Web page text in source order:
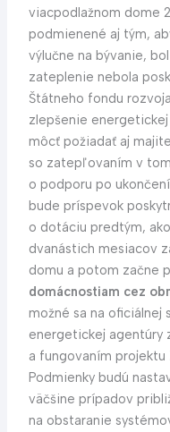
viacpodlažnom dome
podmienené aj tým,
výlučne na bývanie,
zateplenie nebola
Štátneho fondu
zlepšenie
môcť požiadať aj
so zatepľovaním v
o podporu po
bude príspevok
o dotáciu predtým,
dvanástich mesiacov
domu a potom začne
domácnostiam cez
možné sa na oficiálnej
energetickej agentúry
a fungovaním projektu
Podmienky budú
väčšine prípadov
na obstaranie